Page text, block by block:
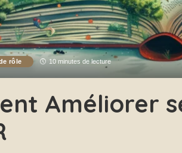
rôle 10 minutes de lecture
Améliorer